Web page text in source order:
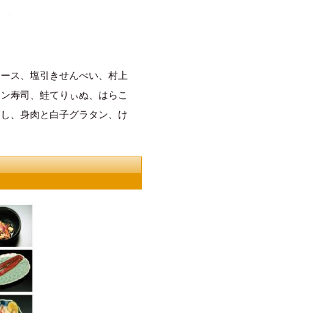
ス、塩引きせんべい、村上
寿司、鮭てりぃぬ、はらこ
、身肉と白子グラタン、け